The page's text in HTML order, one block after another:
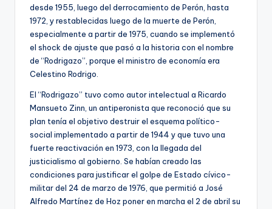
desde 1955, luego del derrocamiento de Perón, hasta
1972, y restablecidas luego de la muerte de Perón,
especialmente a partir de 1975, cuando se implementó
el shock de ajuste que pasó a la historia con el nombre
de “Rodrigazo”, porque el ministro de economía era
Celestino Rodrigo.
El “Rodrigazo” tuvo como autor intelectual a Ricardo
Mansueto Zinn, un antiperonista que reconoció que su
plan tenía el objetivo destruir el esquema político-
social implementado a partir de 1944 y que tuvo una
fuerte reactivación en 1973, con la llegada del
justicialismo al gobierno. Se habían creado las
condiciones para justificar el golpe de Estado cívico-
militar del 24 de marzo de 1976, que permitió a José
Alfredo Martínez de Hoz poner en marcha el 2 de abril su